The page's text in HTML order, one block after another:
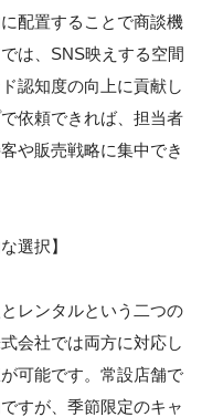
配置することで商談機
は、SNS映えする空間
認知度の向上に貢献し
依頼できれば、担当者
や販売戦略に集中でき
選択】
レンタルという二つの
会社では両方に対応し
可能です。常設店舗で
すが、季節限定のキャ